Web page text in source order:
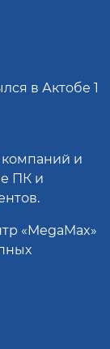
в Актобе 1
и
ПК и
«MegaMax»